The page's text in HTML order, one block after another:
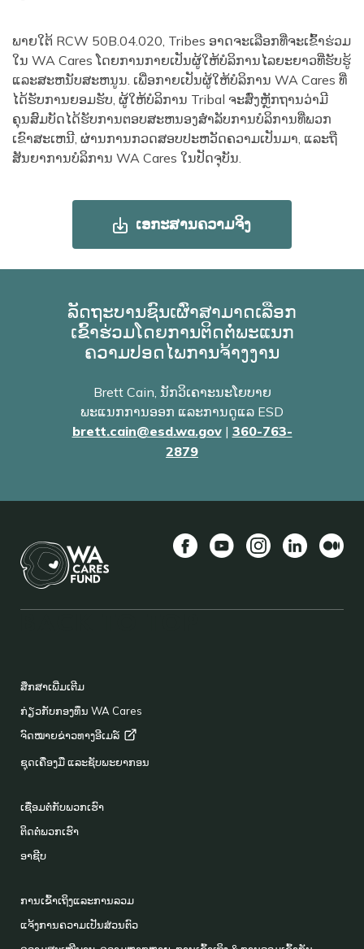
ພາຍໃຕ້ RCW 50B.04.020, Tribes ອາດຈະເລືອກທີ່ຈະເຂົ້າຮ່ວມ
ໃນ WA Cares ໂດຍການກາຍເປັນຜູ້ໃຫ້ບໍລິການໄລຍະຍາວທີ່ຮັບຮູ້
ແລະສະຫນັບສະຫນູນ. ເພື່ອກາຍເປັນຜູ້ໃຫ້ບໍລິການ WA Cares ທີ່
ໄດ້ຮັບການຍອມຮັບ, ຜູ້ໃຫ້ບໍລິການ Tribal ຈະສົ່ງຫຼັກຖານວ່າມີ
ຄຸນສົມບັດໄດ້ຮັບການຕອບສະຫນອງສໍາລັບການບໍລິການທີ່ພວກ
ເຂົາສະເຫນີ, ຜ່ານການກວດສອບປະຫວັດຄວາມເປັນມາ, ແລະຖື
ສັນຍາການບໍລິການ WA Cares ໃນປັດຈຸບັນ.
ເອກະສານຄວາມຈິງ
ລັດຖະບານຊົນເຜົ່າສາມາດເລືອກ
ເຂົ້າຮ່ວມໂດຍການຕິດຕໍ່ພະແນກ
ຄວາມປອດໄພການຈ້າງງານ
Brett Cain, ນັກວິເຄາະນະໂຍບາຍ
ພະແນກການອອກ ແລະການດູແລ ESD
brett.cain@esd.wa.gov| 360-763-
2879
FOOTER
ສຶກສາເພີ່ມເຕີມ
ກ່ຽວກັບກອງທຶນ WA Cares
ຈົດໝາຍຂ່າວທາງອີເມລ໌
ຊຸດເຄື່ອງມື ແລະຊັບພະຍາກອນ
ເຊື່ອມຕໍ່ກັບພວກເຮົາ
ຕິດຕໍ່ພວກເຮົາ
ອາຊີບ
ການເຂົ້າເຖິງແລະການລວມ
ແຈ້ງການຄວາມເປັນສ່ວນຕົວ